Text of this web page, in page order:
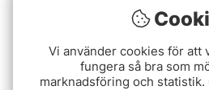
Vi använder cookies för att
fungera så bra som
marknadsföring och statistik.